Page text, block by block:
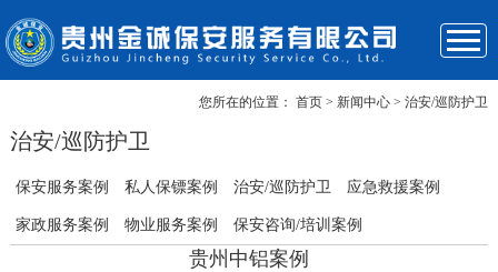
首页
关于我们
企业优势
服务项目
成功案例
新闻资讯
保安风采
联系我们
您所在的位置：首页 > 新闻中心 > 治安/巡防护卫
治安/巡防护卫
保安服务案例 私人保镖案例 治安/巡防护卫 应急救援案例
家政服务案例 物业服务案例 保安咨询/培训案例
贵州中铝案例